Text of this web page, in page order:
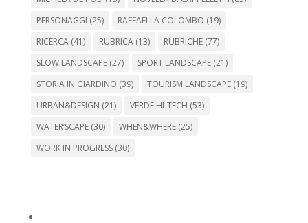
PERSONAGGI (25) RAFFAELLA COLOMBO (19)
RICERCA(41) RUBRICA(13) RUBRICHE(77)
SLOW LANDSCAPE(27) SPORT LANDSCAPE(21)
STORIA IN GIARDINO (39) TOURISM LANDSCAPE(19)
URBAN&DESIGN (21) VERDE HI-TECH (53)
WATER’SCAPE(30) WHEN&WHERE(25)
WORK IN PROGRESS(30)